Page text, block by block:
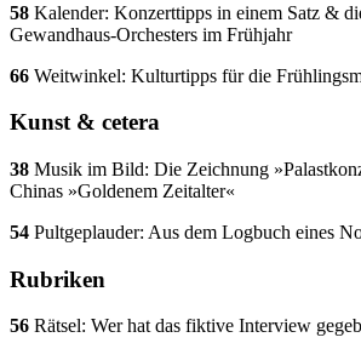
58 Kalender: Konzerttipps in einem Satz &
Gewandhaus-Orchesters im Frühjahr
66 Weitwinkel: Kulturtipps für die
Kunst & cetera
38 Musik im Bild: Die Zeichnung
Chinas »Goldenem Zeitalter«
54 Pultgeplauder: Aus dem Logbuch eines
Rubriken
56 Rätsel: Wer hat das fiktive Interview